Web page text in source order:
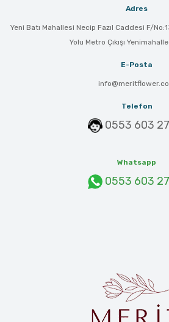
Adres
Yeni Batı Mahallesi Necip Fazıl Caddesi F/
Yolu Metro Çıkışı
E-Posta
Telefon
0553 603
Whatsapp
0553 603